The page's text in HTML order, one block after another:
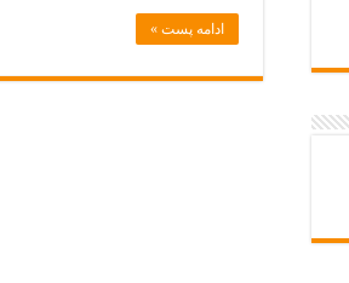
ادامه پست »